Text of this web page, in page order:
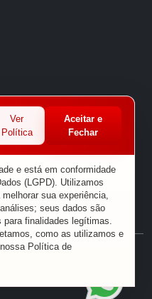
Ver
Política
Aceitar e
Fechar
e está em conformidade
(LGPD). Utilizamos
sua experiência,
seus dados são
para finalidades legítimas.
como as utilizamos e
Política de